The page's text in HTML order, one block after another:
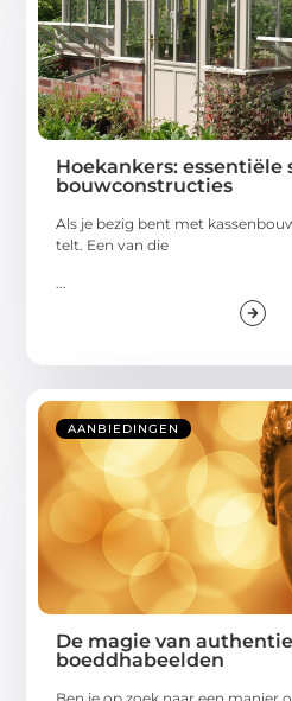
Hoekankers:
bouwconstructies
Als je bezig bent met
telt. Een van die
...
AANBIEDINGEN
De magie van
boeddhabeelden